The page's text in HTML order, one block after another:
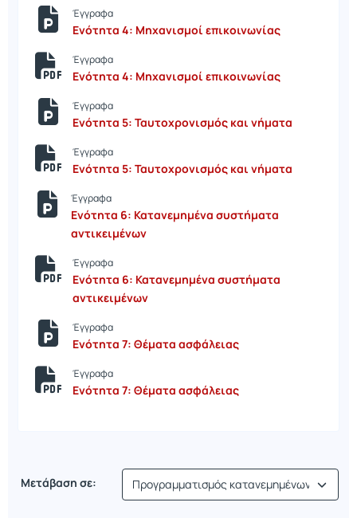
Έγγραφα
Ενότητα 4: Μηχανισμοί επικοινωνίας
Έγγραφα
Ενότητα 4: Μηχανισμοί επικοινωνίας
Έγγραφα
Ενότητα 5: Ταυτοχρονισμός και νήματα
Έγγραφα
Ενότητα 5: Ταυτοχρονισμός και νήματα
Έγγραφα
Ενότητα 6: Κατανεμημένα συστήματα
αντικειμένων
Έγγραφα
Ενότητα 6: Κατανεμημένα συστήματα
αντικειμένων
Έγγραφα
Ενότητα 7: Θέματα ασφάλειας
Έγγραφα
Ενότητα 7: Θέματα ασφάλειας
Μετάβαση σε: